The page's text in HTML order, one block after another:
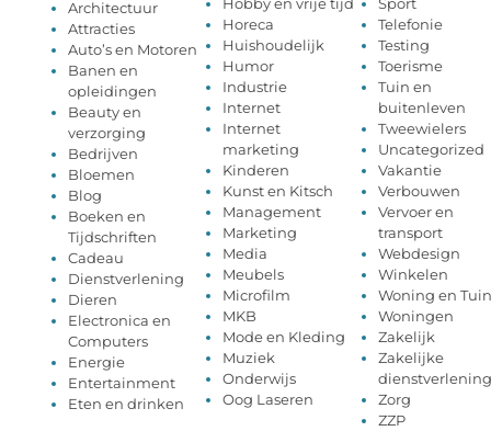
Architectuur
Attracties
Auto’s en Motoren
Banen en
opleidingen
Beauty en
verzorging
Bedrijven
Bloemen
Blog
Boeken en
Tijdschriften
Cadeau
Dienstverlening
Dieren
Electronica en
Computers
Energie
Entertainment
Eten en drinken
Hobby en vrije tijd
Horeca
Huishoudelijk
Humor
Industrie
Internet
Internet
marketing
Kinderen
Kunst en Kitsch
Management
Marketing
Media
Meubels
Microfilm
MKB
Mode en Kleding
Muziek
Onderwijs
Oog Laseren
Sport
Telefonie
Testing
Toerisme
Tuin en
buitenleven
Tweewielers
Uncategorized
Vakantie
Verbouwen
Vervoer en
transport
Webdesign
Winkelen
Woning en Tuin
Woningen
Zakelijk
Zakelijke
dienstverlening
Zorg
ZZP